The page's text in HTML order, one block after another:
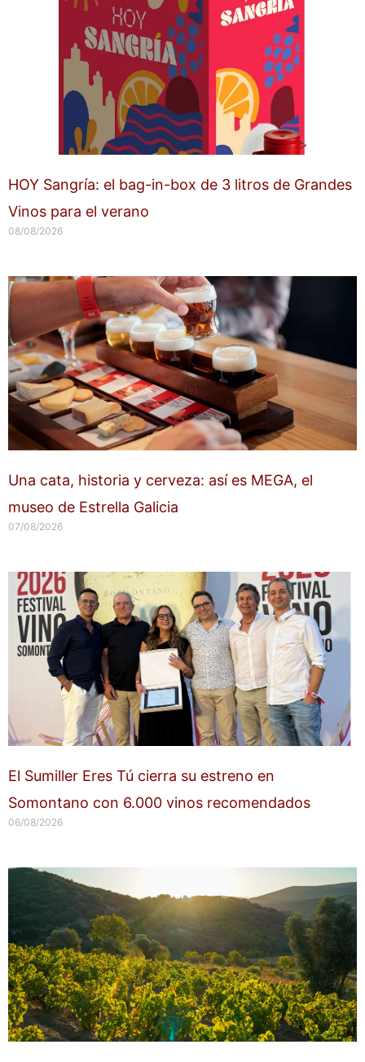
HOY Sangría: el bag-in-box de 3 litros de Grandes
Vinos para el verano
08/08/2026
Una cata, historia y cerveza: así es MEGA, el
museo de Estrella Galicia
07/08/2026
El Sumiller Eres Tú cierra su estreno en
Somontano con 6.000 vinos recomendados
06/08/2026